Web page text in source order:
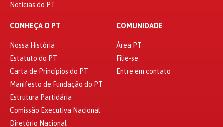
Notícias do PT
CONHEÇA O PT
Nossa História
Estatuto do PT
Carta de Princípios do PT
Manifesto de Fundação do PT
Estrutura Partidária
Comissão Executiva Nacional
Diretório Nacional
COMUNIDADE
Área PT
Filie-se
Entre em contato